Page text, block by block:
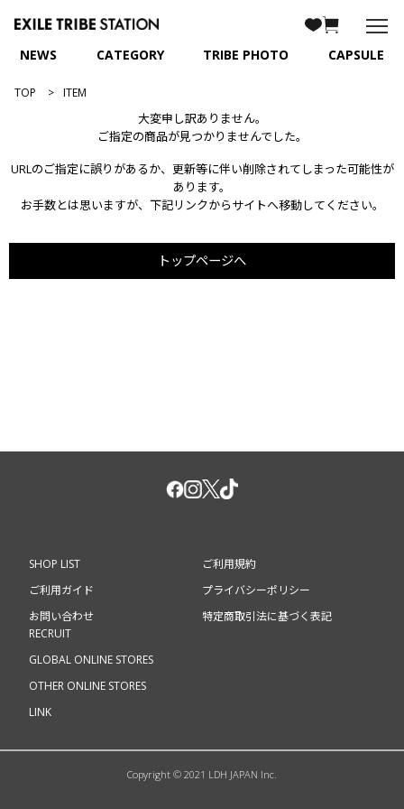
NEWS CATEGORY TRIBE PHOTO CAPSULE
TOP ITEM
大変申し訳ありません。
ご指定の商品が見つかりませんでした。
URLのご指定に誤りがあるか、更新等に伴い削除されてしまった可能性が
あります。
お手数とは思いますが、下記リンクからサイトへ移動してください。
トップページへ
SHOP LIST
ご利用ガイド
お問い合わせ
ご利用規約
プライバシーポリシー
特定商取引法に基づく表記
RECRUIT
GLOBAL ONLINE STORES
OTHER ONLINE STORES
LINK
Copyright © 2021 LDH JAPAN Inc.